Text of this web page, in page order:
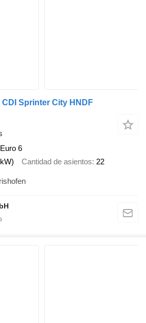
CDI Sprinter City HNDF
Euro 6
Cantidad de asientos 22